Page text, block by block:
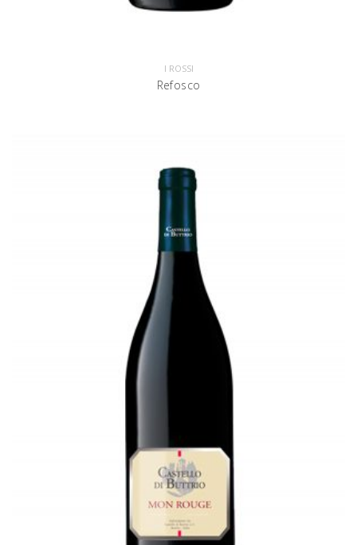
I ROSSI
Refosco